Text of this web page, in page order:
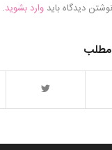
دیدگاه باید وارد بشوید.
مطلب